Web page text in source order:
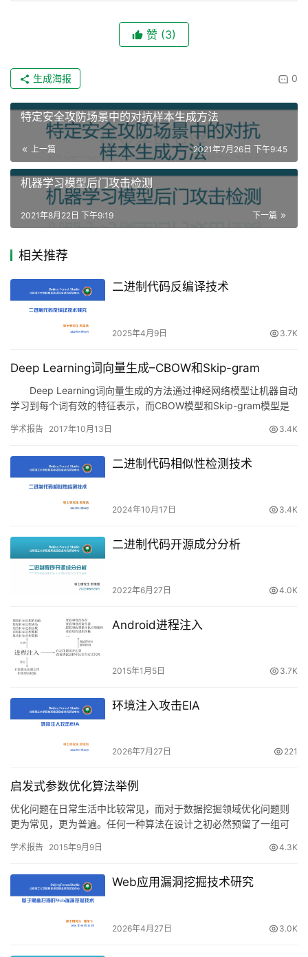
赞 (3)
0
生成海报
特定安全攻防场景中的对抗样本生成方法
上一篇 2021年7月26日 下午9:45
机器学习模型后门攻击检测
下一篇
2021年8月22日 下午9:19
相关推荐
二进制代码反编译技术
2025年4月9日 3.7K
Deep Learning词向量生成–CBOW和Skip-gram
Deep Learning词向量生成的方法通过神经网络模型让机器自动
学习到每个词有效的特征表示，而CBOW模型和Skip-gram模型是
学术报告 2017年10月13日 3.4K
二进制代码相似性检测技术
2024年10月17日 3.4K
二进制代码开源成分分析
2022年6月27日 4.0K
Android进程注入
2015年1月5日 3.7K
环境注入攻击EIA
2026年7月27日 221
启发式参数优化算法举例
优化问题在日常生活中比较常见，而对于数据挖掘领域优化问题则
更为常见，更为普遍。任何一种算法在设计之初必然预留了一组可
化问题…
学术报告 2015年9月9日 4.3K
Web应用漏洞挖掘技术研究
2026年4月27日 3.0K